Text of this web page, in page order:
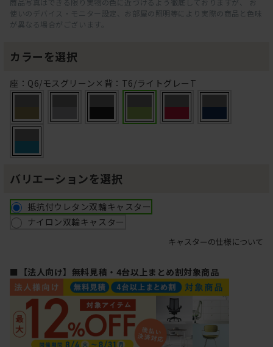
商品写真はできる限り実物の色に近づけるよう徹底しておりますが、 お
使いのデバイス・モニター設定、お部屋の照明等により実際の商品と色味
が異なる場合がございます。
カラーを選択
座：Q6/モスグリーン×背：T6/ライトグレーT
バリエーションを選択
抵抗付ウレタン双輪キャスター
ナイロン双輪キャスター
キャスターの仕様について
■【法人向け】無料見積・4台以上まとめ割対象商品